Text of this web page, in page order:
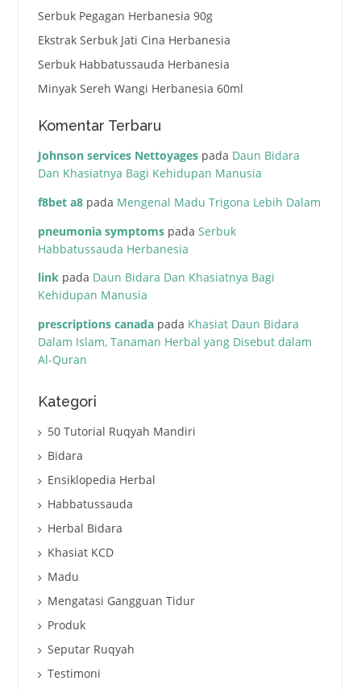
Serbuk Pegagan Herbanesia 90g
Ekstrak Serbuk Jati Cina Herbanesia
Serbuk Habbatussauda Herbanesia
Minyak Sereh Wangi Herbanesia 60ml
Komentar Terbaru
Johnson services Nettoyagespada Daun Bidara
Dan Khasiatnya Bagi Kehidupan Manusia
f8bet a8pada Mengenal Madu Trigona Lebih Dalam
pneumonia symptomspada Serbuk
Habbatussauda Herbanesia
linkpada Daun Bidara Dan Khasiatnya Bagi
Kehidupan Manusia
prescriptions canadapada Khasiat Daun Bidara
Dalam Islam, Tanaman Herbal yang Disebut dalam
Al-Quran
Kategori
50 Tutorial Ruqyah Mandiri
Bidara
Ensiklopedia Herbal
Habbatussauda
Herbal Bidara
Khasiat KCD
Madu
Mengatasi Gangguan Tidur
Produk
Seputar Ruqyah
Testimoni